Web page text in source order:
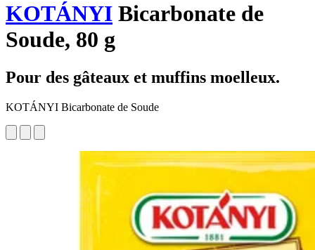
KOTÁNYI Bicarbonate de
Soude, 80 g
Pour des gâteaux et muffins moelleux.
KOTÁNYI Bicarbonate de Soude